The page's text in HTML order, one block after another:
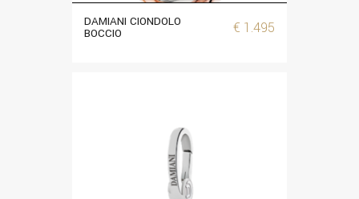
DAMIANI CIONDOLO
BOCCIO € 1.495